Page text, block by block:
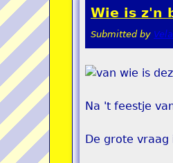
Wie is z'n
Submitted by
Na 't feestje
De grote vraag